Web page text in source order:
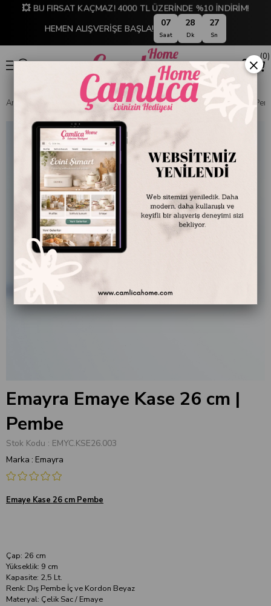
💥 BU FIRSAT KAÇMAZ! 4000 TL ÜZERİNDE %10 İNDİRİM!
HEMEN ALIŞVERİŞE BAŞLA!
07
Saat
28
Dk
26
Sn
0
Anasayfa EMAYE DÜNYASI Kaseler Emayra Emaye Kase 26 cm |
Emayra Emaye Kase 26 cm |
Pembe
Stok Kodu
EMYC.KSE26.003
Marka : Emayra
Emaye Kase 26 cm Pembe
Çap: 26 cm
Yükseklik: 9 cm
Kapasite: 2,5 Lt.
Renk: Dış Pembe İç ve Kordon Beyaz
Materyal: Çelik Sac / Emaye
×